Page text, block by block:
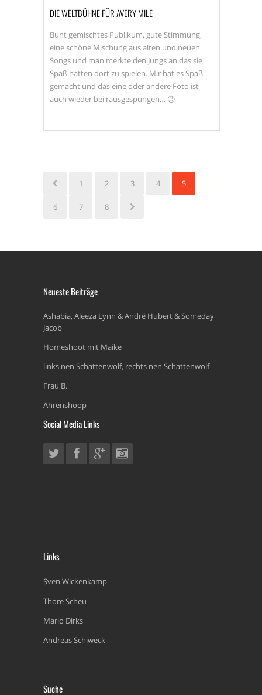
DIE WELTBÜHNE FÜR AVERY MILE
Bunt gemischtes Publikum, gute Stimmung,
eine schöne Mischung aus alten und neuen
Songs und man merkte den Jungs an das sie
Spaß hatten dort zu spielen. Mir hat es Spaß
gemacht und das eine oder andere Foto ist
auch wieder bei rausgespungen… 😉
1 2 3 4 5
6 7 8
Neueste Beiträge
Ashabia, Aleeza Lynn & André Hubert & Someday
Jacob
Homeshoot mit Maike
links nen Schattenwolf, rechts nen Schattenwolf
Frau B.
Ahrenshoop
Social Media Links
Links
Sven Wickenkamp
Thore Scheu
Mario Dirks
Andreas Schiweck
Suche